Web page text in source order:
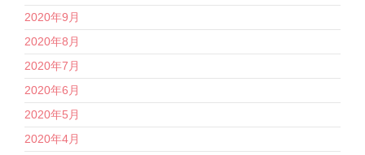
2020年9月
2020年8月
2020年7月
2020年6月
2020年5月
2020年4月